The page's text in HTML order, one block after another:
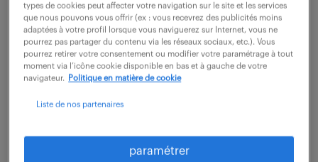
créer une alerte
partagez-nous
types de cookies peut affecter votre navigation sur le site et les services
que nous pouvons vous offrir (ex : vous recevrez des publicités moins
adaptées à votre profil lorsque vous naviguerez sur Internet, vous ne
pourrez pas partager du contenu via les réseaux sociaux, etc.). Vous
pourrez retirer votre consentement ou modifier votre paramétrage à tout
moment via l’icône cookie disponible en bas et à gauche de votre
navigateur.
Politique en matière de cookie
Liste de nos partenaires
paramétrer